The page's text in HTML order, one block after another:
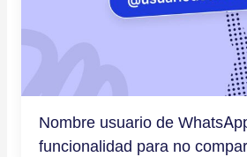
Nombre usuario de
funcionalidad para no